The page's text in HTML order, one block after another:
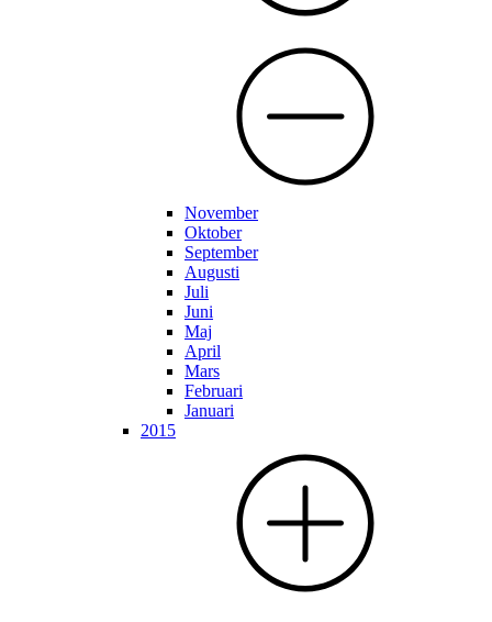
November
Oktober
September
Augusti
Juli
Juni
Maj
April
Mars
Februari
Januari
2015